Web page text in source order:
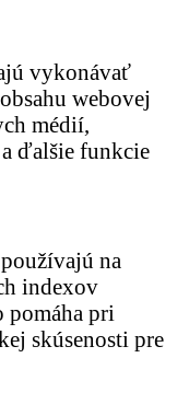
vykonávať
webovej
médií,
ďalšie funkcie
na
indexov
pri
skúsenosti pre